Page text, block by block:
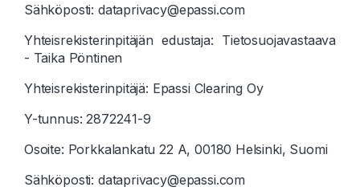
Sähköposti: dataprivacy@epassi.com
Yhteisrekisterinpitäjän edustaja: Tietosuojavastaava
- Taika Pöntinen
Yhteisrekisterinpitäjä: Epassi Clearing Oy
Y-tunnus: 2872241-9
Osoite: Porkkalankatu 22 A, 00180 Helsinki, Suomi
Sähköposti: dataprivacy@epassi.com